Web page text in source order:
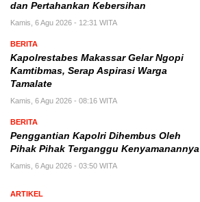
dan Pertahankan Kebersihan
Kamis, 6 Agu 2026 - 12:31 WITA
BERITA
Kapolrestabes Makassar Gelar Ngopi
Kamtibmas, Serap Aspirasi Warga
Tamalate
Kamis, 6 Agu 2026 - 08:16 WITA
BERITA
Penggantian Kapolri Dihembus Oleh
Pihak Pihak Terganggu Kenyamanannya
Kamis, 6 Agu 2026 - 03:50 WITA
ARTIKEL